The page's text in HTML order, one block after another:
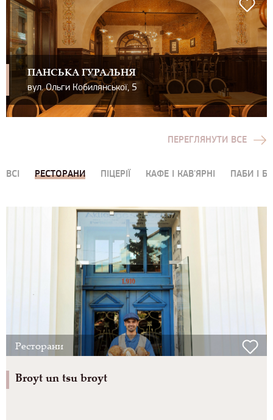
ПАНСЬКА ГУРАЛЬНЯ
вул. Ольги Кобилянської, 5
ПЕРЕГЛЯНУТИ ВСЕ
ВСІ РЕСТОРАНИ ПІЦЕРІЇ КАФЕ І КАВ'ЯРНІ ПАБИ І
Ресторани
Broyt un tsu broyt